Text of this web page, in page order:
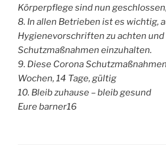
Körperpflege sind nun
8. In allen Betrieben ist es wichtig,
Hygienevorschriften zu achten und
Schutzmaßnahmen einzuhalten.
9. Diese Corona
Wochen, 14 Tage, gültig
10. Bleib zuhause – bleib gesund
Eure barner16